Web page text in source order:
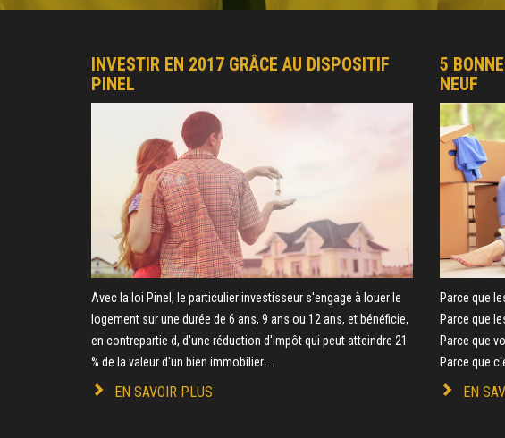
INVESTIR EN 2017 GRÂCE AU DISPOSITIF
PINEL
Avec la loi Pinel, le particulier investisseur s'engage à louer le
logement sur une durée de 6 ans, 9 ans ou 12 ans, et bénéficie,
en contrepartie d, d'une réduction d'impôt qui peut atteindre 21
% de la valeur d'un bien immobilier ...
EN SAVOIR PLUS
5
NEUF
Parce que
Parce que
Parce que
Parce que
EN